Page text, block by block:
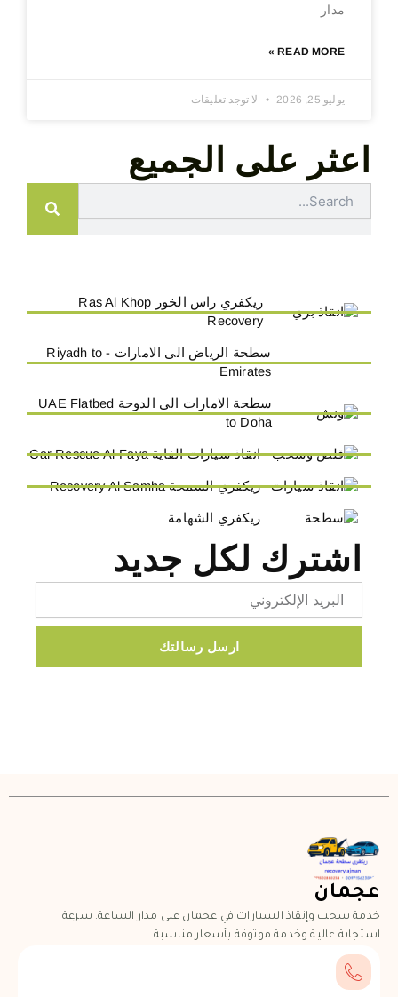
مدار
READ MORE »
يوليو 25, 2026 لا توجد تعليقات
اعثر على الجميع
ريكفري راس الخور Ras Al Khop
Recovery
سطحة الرياض الى الامارات - Riyadh to
Emirates
سطحة الامارات الى الدوحة UAE Flatbed
to Doha
انقاذ سيارات الفاية Car Rescue Al-Faya
ريكفري السمحة Recovery Al Samha
ريكفري الشهامة
اشترك لكل جديد
ارسل رسالتك
عجمان
خدمة سحب وإنقاذ السيارات في عجمان على مدار الساعة. سرعة
استجابة عالية وخدمة موثوقة بأسعار مناسبة.